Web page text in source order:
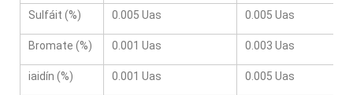
Sulfáit (%) 0.005 Uas 0.005 Uas
Bromate (%) 0.001 Uas 0.003 Uas
iaidín (%) 0.001 Uas 0.005 Uas